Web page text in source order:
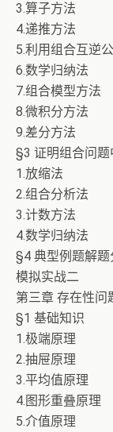
3.算子方法
4.递推方法
5.利用组合互逆
6.数学归纳法
7.组合模型方法
8.微积分方法
9.差分方法
§3 证明组合问
1.放缩法
2.组合分析法
3.计数方法
4.数学归纳法
§4 典型例题解题
模拟实战二
第三章 存在性问
§1 基础知识
1.极端原理
2.抽屉原理
3.平均值原理
4.图形重叠原理
5.介值原理